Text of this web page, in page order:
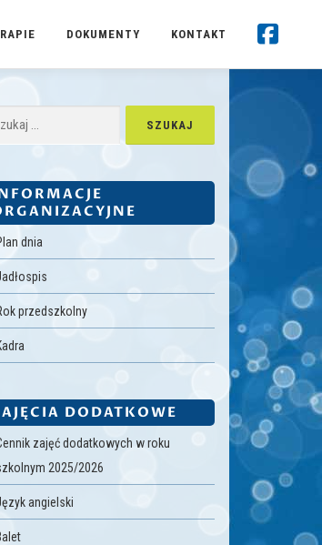
DOKUMENTY KONTAKT
dnia
przedszkolny
DODATKOWE
zajęć dodatkowych w roku
2025/2026
angielski